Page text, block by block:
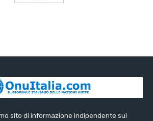
sito di informazione indipendente sul